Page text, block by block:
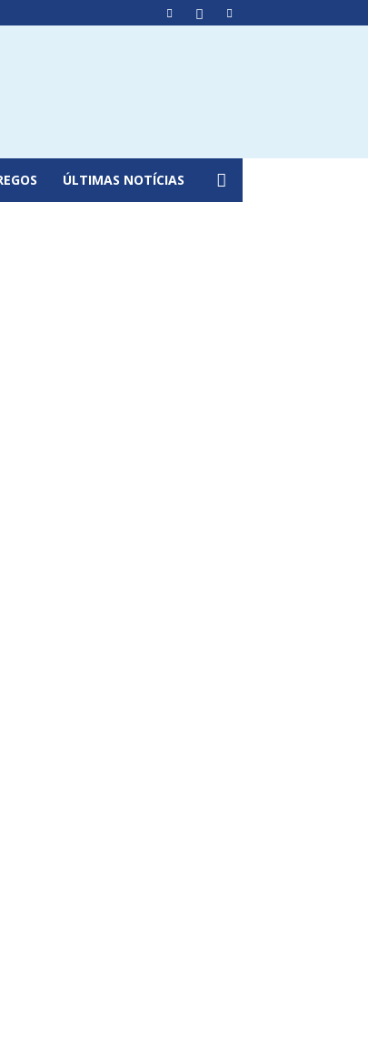
ÚLTIMAS NOTÍCIAS